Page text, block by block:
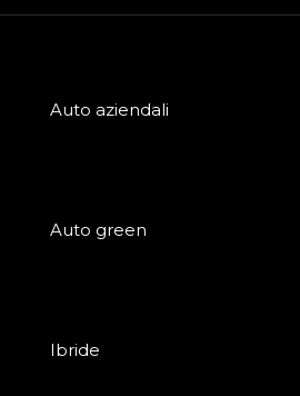
Auto aziendali
Auto green
Ibride